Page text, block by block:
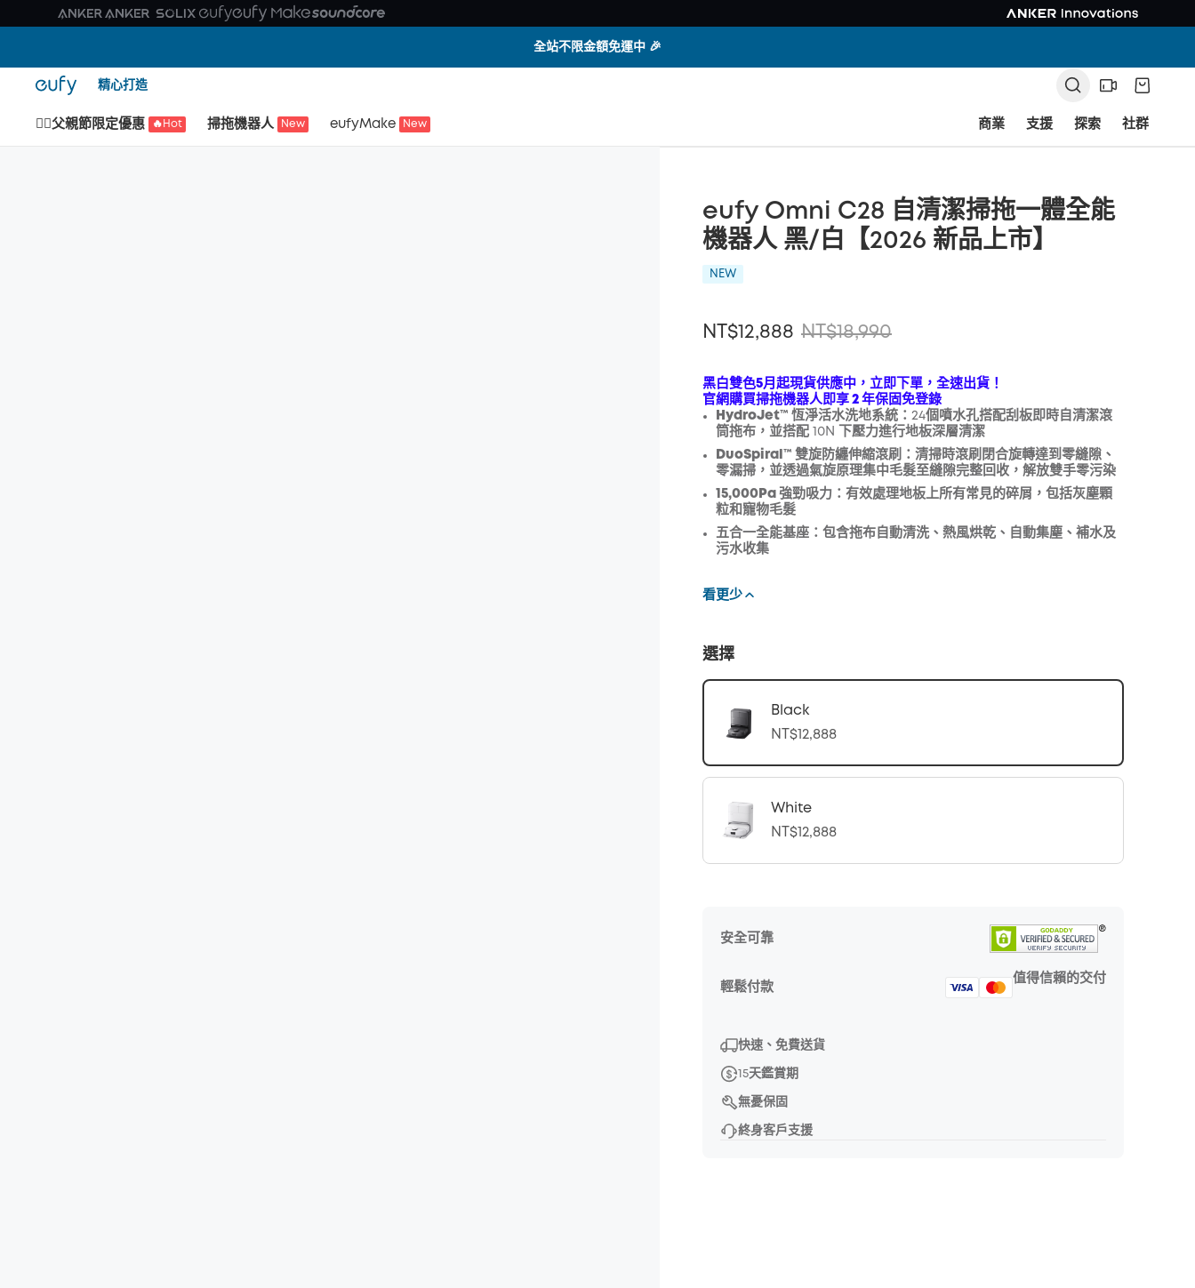
全站不限金額免運中 🎉
精心打造
🙆‍♂️父親節限定優惠 🔥Hot 掃拖機器人 New eufyMake New 商業 支援 探索 社群
eufy Omni C28 自清潔掃拖一體全能
機器人 黑/白【2026 新品上市】
NEW
NT$12,888 NT$18,990
折扣
黑白雙色5月起現貨供應中，立即下單，全速出貨！
官網購買掃拖機器人即享 2 年保固免登錄
HydroJet™ 恆淨活水洗地系統： 24個噴水孔搭配刮板即時自清潔滾
筒拖布，並搭配 10N 下壓力進行地板深層清潔
DuoSpiral™ 雙旋防纏伸縮滾刷： 清掃時滾刷閉合旋轉達到零縫隙、
零漏掃，並透過氣旋原理集中毛髮至縫隙完整回收，解放雙手零污染
15,000Pa 強勁吸力： 有效處理地板上所有常見的碎屑，包括灰塵顆
粒和寵物毛髮
五合一全能基座： 包含拖布自動清洗、熱風烘乾、自動集塵、補水及
污水收集
看更少
選擇
Black
NT$12,888
White
NT$12,888
安全可靠
輕鬆付款
值得信賴的交付
快速、免費送貨
15天鑑賞期
無憂保固
終身客戶支援